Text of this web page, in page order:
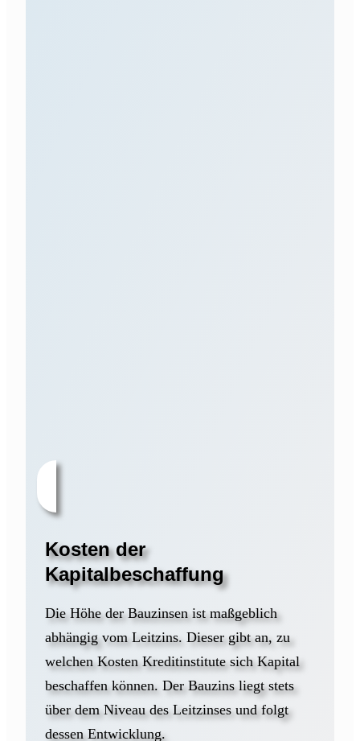
Kosten der
Kapitalbeschaffung
Die Höhe der Bauzinsen ist maßgeblich
abhängig vom Leitzins. Dieser gibt an, zu
welchen Kosten Kreditinstitute sich Kapital
beschaffen können. Der Bauzins liegt stets
über dem Niveau des Leitzinses und folgt
dessen Entwicklung.